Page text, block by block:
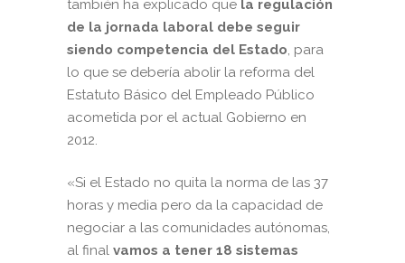
también ha explicado que la regulación
de la jornada laboral debe seguir
siendo competencia del Estado , para
lo que se debería abolir la reforma del
Estatuto Básico del Empleado Público
acometida por el actual Gobierno en
2012.
«Si el Estado no quita la norma de las 37
horas y media pero da la capacidad de
negociar a las comunidades autónomas,
al final vamos a tener 18 sistemas